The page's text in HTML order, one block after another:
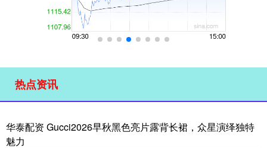
热点资讯
华泰配资 Gucci2026早秋黑色亮片露背长裙，众星演绎独特
魅力